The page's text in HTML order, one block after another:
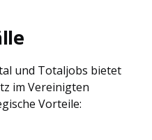
und Totaljobs bietet
im Vereinigten
Vorteile: